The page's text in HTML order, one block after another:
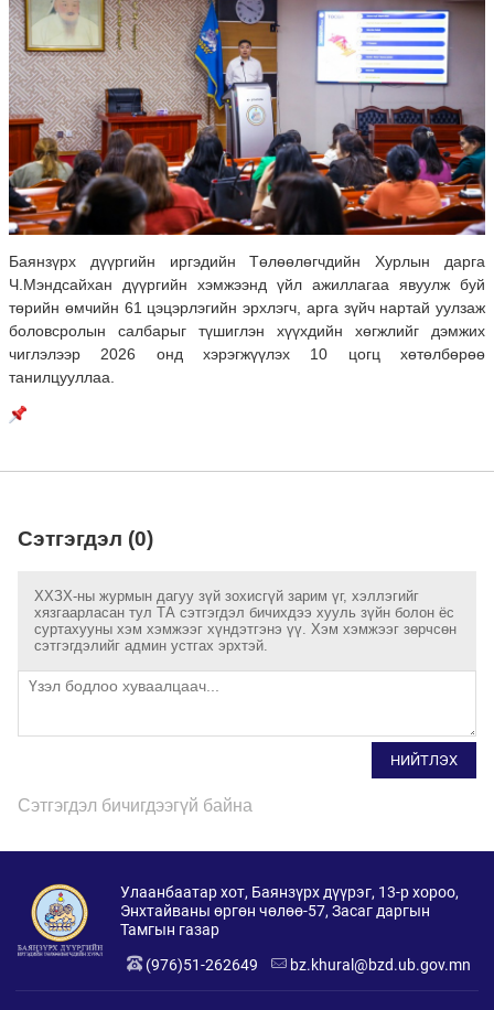
Баянзүрх дүүргийн иргэдийн Төлөөлөгчдийн Хурлын дарга
Ч.Мэндсайхан дүүргийн хэмжээнд үйл ажиллагаа явуулж буй
төрийн өмчийн 61 цэцэрлэгийн эрхлэгч, арга зүйч нартай уулзаж
боловсролын салбарыг түшиглэн хүүхдийн хөгжлийг дэмжих
чиглэлээр 2026 онд хэрэгжүүлэх 10 цогц хөтөлбөрөө
танилцууллаа.
Сэтгэгдэл (0)
ХХЗХ-ны журмын дагуу зүй зохисгүй зарим үг, хэллэгийг
хязгаарласан тул ТА сэтгэгдэл бичихдээ хууль зүйн болон ёс
суртахууны хэм хэмжээг хүндэтгэнэ үү. Хэм хэмжээг зөрчсөн
сэтгэгдэлийг админ устгах эрхтэй.
НИЙТЛЭХ
Сэтгэгдэл бичигдээгүй байна
Улаанбаатар хот, Баянзүрх дүүрэг, 13-р хороо,
Энхтайваны өргөн чөлөө-57, Засаг даргын
Тамгын газар
(976)51-262649
bz.khural@bzd.ub.gov.mn